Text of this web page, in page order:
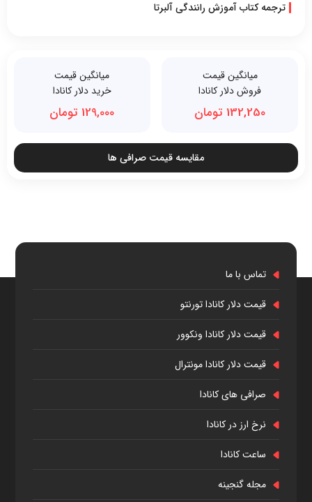
ترجمه کتاب آموزش رانندگی آلبرتا
میانگین قیمت
فروش دلار کانادا
132,250 تومان
میانگین قیمت
خرید دلار کانادا
129,000 تومان
مقایسه قیمت صرافی ها
تماس با ما
قیمت دلار کانادا تورنتو
قیمت دلار کانادا ونکوور
قیمت دلار کانادا مونترال
صرافی های کانادا
نرخ ارز در کانادا
ساعت کانادا
مجله گنجینه